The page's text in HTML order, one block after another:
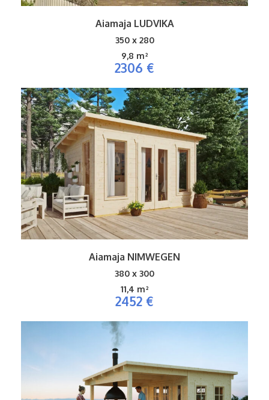
Aiamaja LUDVIKA
350 x 280
9,8 m²
2306 €
Aiamaja NIMWEGEN
380 x 300
11,4 m²
2452 €